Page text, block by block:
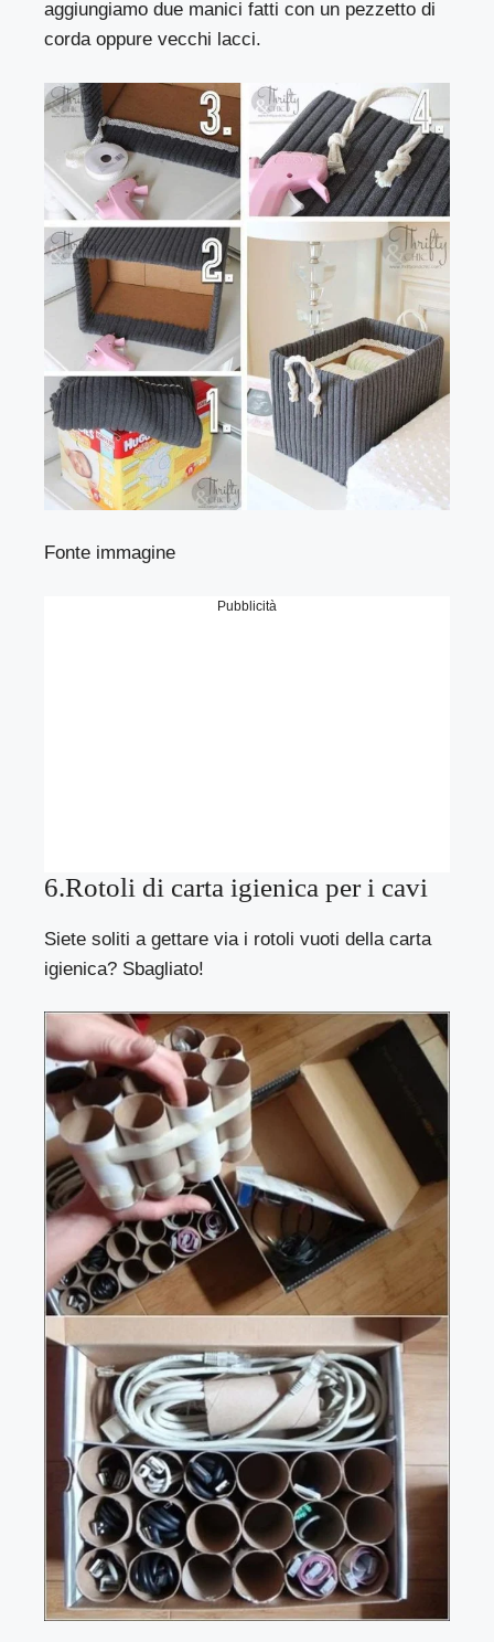
aggiungiamo due manici fatti con un pezzetto di
corda oppure vecchi lacci.
Fonte immagine
Pubblicità
6.Rotoli di carta igienica per i cavi
Siete soliti a gettare via i rotoli vuoti della carta
igienica? Sbagliato!